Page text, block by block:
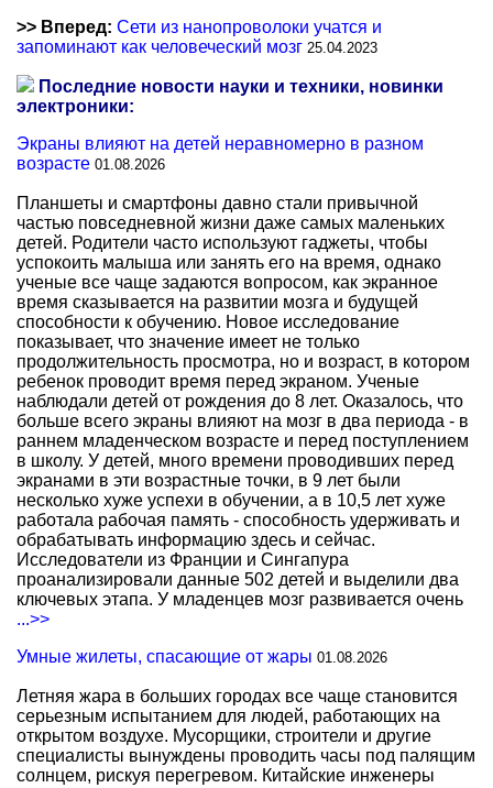
>> Вперед: Сети из нанопроволоки учатся и
запоминают как человеческий мозг 25.04.2023
Последние новости науки и техники, новинки
электроники:
Экраны влияют на детей неравномерно в разном
возрасте 01.08.2026
Планшеты и смартфоны давно стали привычной
частью повседневной жизни даже самых маленьких
детей. Родители часто используют гаджеты, чтобы
успокоить малыша или занять его на время, однако
ученые все чаще задаются вопросом, как экранное
время сказывается на развитии мозга и будущей
способности к обучению. Новое исследование
показывает, что значение имеет не только
продолжительность просмотра, но и возраст, в котором
ребенок проводит время перед экраном. Ученые
наблюдали детей от рождения до 8 лет. Оказалось, что
больше всего экраны влияют на мозг в два периода - в
раннем младенческом возрасте и перед поступлением
в школу. У детей, много времени проводивших перед
экранами в эти возрастные точки, в 9 лет были
несколько хуже успехи в обучении, а в 10,5 лет хуже
работала рабочая память - способность удерживать и
обрабатывать информацию здесь и сейчас.
Исследователи из Франции и Сингапура
проанализировали данные 502 детей и выделили два
ключевых этапа. У младенцев мозг развивается очень
...>>
Умные жилеты, спасающие от жары 01.08.2026
Летняя жара в больших городах все чаще становится
серьезным испытанием для людей, работающих на
открытом воздухе. Мусорщики, строители и другие
специалисты вынуждены проводить часы под палящим
солнцем, рискуя перегревом. Китайские инженеры